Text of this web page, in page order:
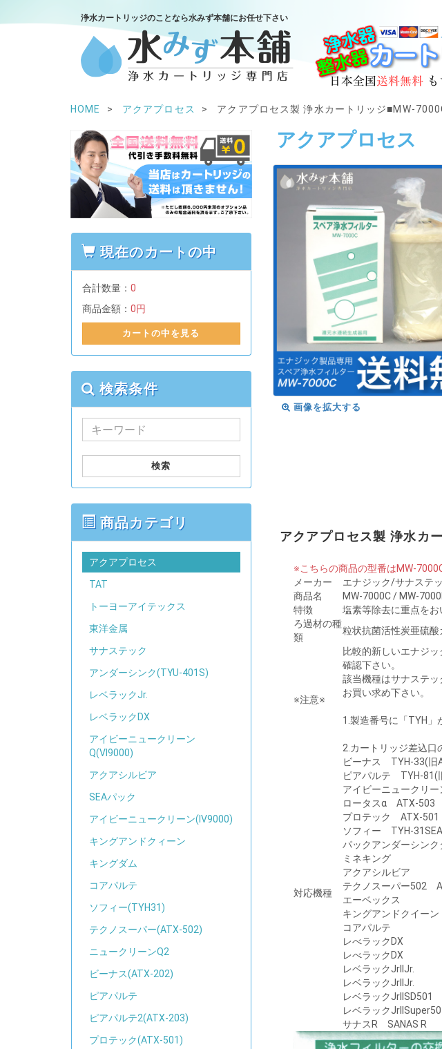
浄水カートリッジのことなら水みず本舗にお任せ下さい
HOME アクアプロセス アクアプロセス製 浄水カートリッジ■MW-
アクアプロセス
画像を拡大する
アクアプロセス製 浄水カ
※こちらの商品の型番はMW-
メーカー
エナジック/サナステ
商品名
MW-7000C / MW-
特徴
塩素等除去に重点をお
ろ過材の種
類
粒状抗菌活性炭亜硫酸
※注意※
比較的新しいエナジ
確認下さい。
該当機種はサナステ
お買い求め下さい。
1.製造番号に「TYH」
2.カートリッジ差込口
対応機種
ビーナス TYH-33(旧
ピアパルテ TYH-81(
アイビーニュークリー
ロータスα ATX-503
プロテック ATX-501
ソフィー TYH-31SEA
パックアンダーシン
ミネキング
アクアシルビア
テクノスーパー502
エーベックス
キングアンドクイーン
コアパルテ
レべラックDX
レべラックDX
レベラックJrIIJr.
レベラックJrIIJr.
レベラックJrIISD501
レベラック
サナスR SANAS R
現在のカートの中
合計数量： 0
商品金額： 0円
カートの中を見る
検索条件
検索
商品カテゴリ
アクアプロセス
TAT
トーヨーアイテックス
東洋金属
サナステック
アンダーシンク(TYU-401S)
レベラックJr.
レベラックDX
アイビーニュークリーン
Q(VI9000)
アクアシルビア
SEAパック
アイビーニュークリーン(IV9000)
キングアンドクィーン
キングダム
コアパルテ
ソフィー(TYH31)
テクノスーパー(ATX-502)
ニュークリーンQ2
ビーナス(ATX-202)
ピアパルテ
ピアパルテ2(ATX-203)
プロテック(ATX-501)